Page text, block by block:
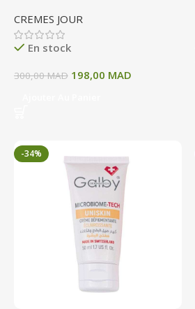
SEBOREGULATRICE 50 ML
CREMES JOUR
En stock
300,00MAD 198,00 MAD
-34%